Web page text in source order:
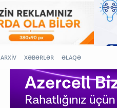
ARXİV XƏBƏRLƏR ƏLAQƏ